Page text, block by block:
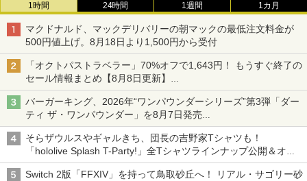
1時間 24時間 1週間 1カ月
マクドナルド、マックデリバリーの朝マックの最低注文料金が
500円値上げ。8月18日より1,500円から受付
「オクトパストラベラー」70%オフで1,643円！ もうすぐ終了の
セール情報まとめ【8月8日更新】
ニンテンドーeショップでは「大神 絶景版」が67%オフで990円
バーガーキング、2026年“ワンパウンダーシリーズ”第3弾「ダー
ティ ザ・ワンパウンダー」を8月7日発売
「特製ガーリックマヨソース」を使用した超大型チーズバーガー
そらザウルスやギャルきち、団長の吉野家Tシャツも！
「hololive Splash T-Party!」全Tシャツラインナップ公開＆オン
ライン販売開始
Switch 2版「FFXIV」を持って鳥取砂丘へ！ リアル・サゴリー砂